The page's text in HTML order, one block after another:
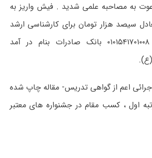
به مصاحبه علمی شدید . فیش واریز به
معادل سیصد هزار تومان برای کارشناسی ارشد
به حساب جاری ۰۱۰۱۵۴۱۷۰۱۰۰۸ بانک صادرات بنام در آمد
(ع).
اعم از گواهی تدریس- مقاله چاپ شده
اول ، کسب مقام در جشنواره های معتبر